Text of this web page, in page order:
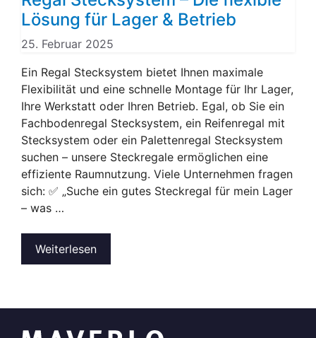
Lösung für Lager & Betrieb
25. Februar 2025
Ein Regal Stecksystem bietet Ihnen maximale
Flexibilität und eine schnelle Montage für Ihr Lager,
Ihre Werkstatt oder Ihren Betrieb. Egal, ob Sie ein
Fachbodenregal Stecksystem, ein Reifenregal mit
Stecksystem oder ein Palettenregal Stecksystem
suchen – unsere Steckregale ermöglichen eine
effiziente Raumnutzung. Viele Unternehmen fragen
sich: ✅ „Suche ein gutes Steckregal für mein Lager
– was …
Weiterlesen